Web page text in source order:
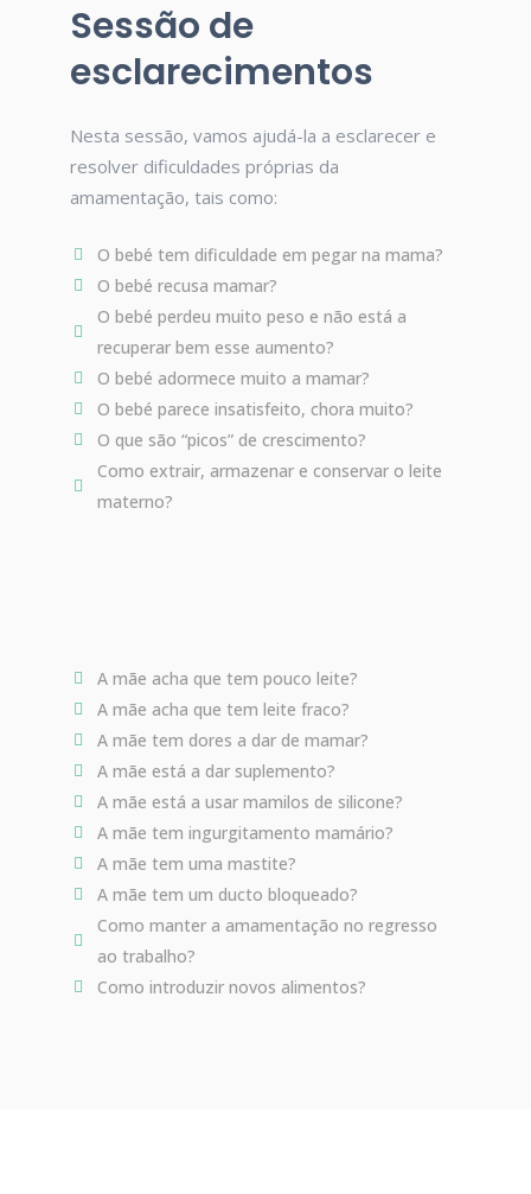
Sessão de
esclarecimentos
Nesta sessão, vamos ajudá-la a esclarecer e
resolver dificuldades próprias da
amamentação, tais como:
O bebé tem dificuldade em pegar na mama?
O bebé recusa mamar?
O bebé perdeu muito peso e não está a
recuperar bem esse aumento?
O bebé adormece muito a mamar?
O bebé parece insatisfeito, chora muito?
O que são “picos” de crescimento?
Como extrair, armazenar e conservar o leite
materno?
A mãe acha que tem pouco leite?
A mãe acha que tem leite fraco?
A mãe tem dores a dar de mamar?
A mãe está a dar suplemento?
A mãe está a usar mamilos de silicone?
A mãe tem ingurgitamento mamário?
A mãe tem uma mastite?
A mãe tem um ducto bloqueado?
Como manter a amamentação no regresso
ao trabalho?
Como introduzir novos alimentos?